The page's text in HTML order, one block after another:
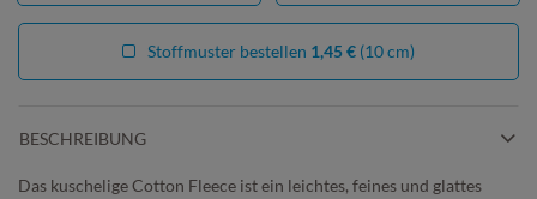
Stoffmuster bestellen 1,45 € (10 cm)
BESCHREIBUNG
Das kuschelige Cotton Fleece ist ein leichtes, feines und glattes